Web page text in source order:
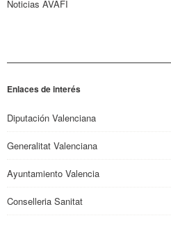
Noticias AVAFI
Enlaces de interés
Diputación Valenciana
Generalitat Valenciana
Ayuntamiento Valencia
Conselleria Sanitat